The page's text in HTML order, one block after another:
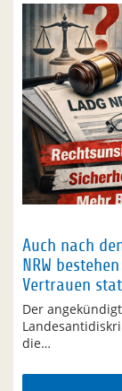
Auch nach
NRW
Vertrauen
Der
die…